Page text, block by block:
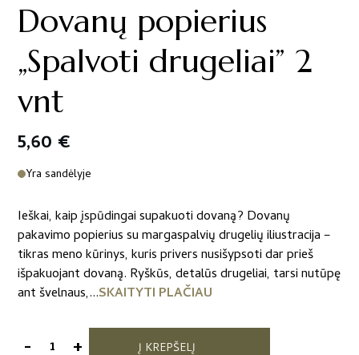
Dovanų popierius
„Spalvoti drugeliai” 2
vnt
5,60 €
Yra sandėlyje
Ieškai, kaip įspūdingai supakuoti dovaną? Dovanų
pakavimo popierius su margaspalvių drugelių iliustracija –
tikras meno kūrinys, kuris privers nusišypsoti dar prieš
išpakuojant dovaną. Ryškūs, detalūs drugeliai, tarsi nutūpę
ant švelnaus,...SKAITYTI PLAČIAU
- + Į KREPŠELĮ